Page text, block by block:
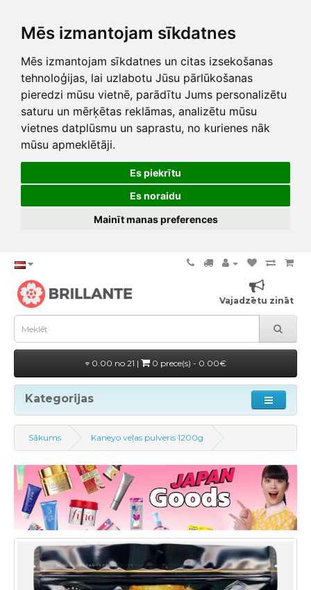
Mēs izmantojam sīkdatnes
Mēs izmantojam sīkdatnes un citas izsekošanas
tehnoloģijas, lai uzlabotu Jūsu pārlūkošanas
pieredzi mūsu vietnē, parādītu Jums personalizētu
saturu un mērķētas reklāmas, analizētu mūsu
vietnes datplūsmu un saprastu, no kurienes nāk
mūsu apmeklētāji.
Es piekrītu
Es noraidu
Mainīt manas preferences
Vajadzētu zināt
0.00 no 21 | 0 prece(s) - 0.00€
Kategorijas
Sākums Kaneyo veļas pulveris 1200g